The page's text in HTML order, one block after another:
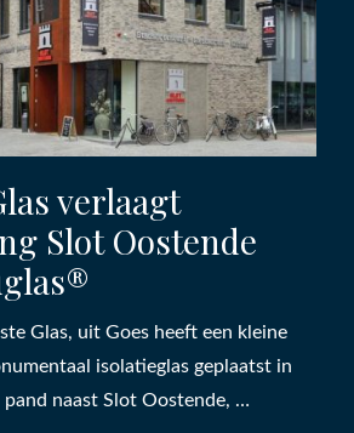
verlaagt
Slot Oostende
Glas, uit Goes heeft een kleine
isolatieglas geplaatst in
naast Slot Oostende, …